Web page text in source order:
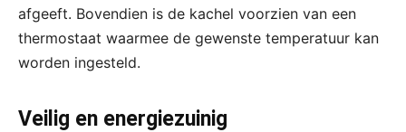
afgeeft. Bovendien is de kachel voorzien van een
thermostaat waarmee de gewenste temperatuur kan
worden ingesteld.
Veilig en energiezuinig